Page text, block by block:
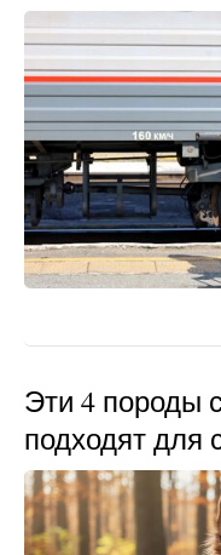
Эти 4 породы
подходят для